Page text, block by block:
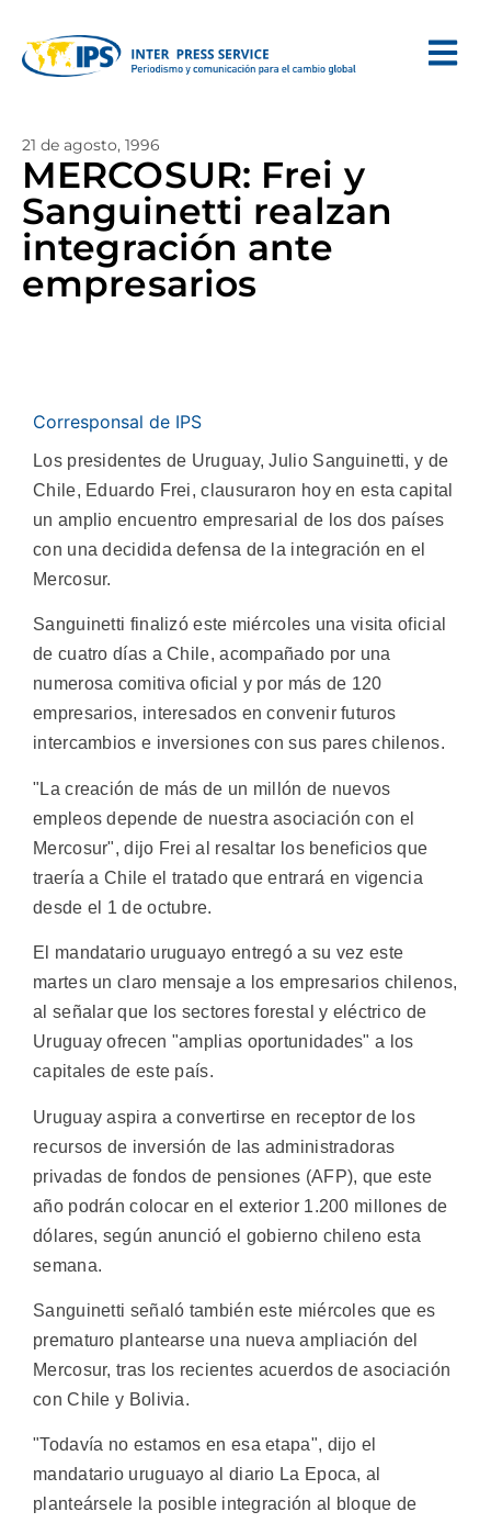
21 de agosto, 1996
MERCOSUR: Frei y
Sanguinetti realzan
integración ante
empresarios
Corresponsal de IPS
Los presidentes de Uruguay, Julio Sanguinetti, y de
Chile, Eduardo Frei, clausuraron hoy en esta capital
un amplio encuentro empresarial de los dos países
con una decidida defensa de la integración en el
Mercosur.
Sanguinetti finalizó este miércoles una visita oficial
de cuatro días a Chile, acompañado por una
numerosa comitiva oficial y por más de 120
empresarios, interesados en convenir futuros
intercambios e inversiones con sus pares chilenos.
"La creación de más de un millón de nuevos
empleos depende de nuestra asociación con el
Mercosur", dijo Frei al resaltar los beneficios que
traería a Chile el tratado que entrará en vigencia
desde el 1 de octubre.
El mandatario uruguayo entregó a su vez este
martes un claro mensaje a los empresarios chilenos,
al señalar que los sectores forestal y eléctrico de
Uruguay ofrecen "amplias oportunidades" a los
capitales de este país.
Uruguay aspira a convertirse en receptor de los
recursos de inversión de las administradoras
privadas de fondos de pensiones (AFP), que este
año podrán colocar en el exterior 1.200 millones de
dólares, según anunció el gobierno chileno esta
semana.
Sanguinetti señaló también este miércoles que es
prematuro plantearse una nueva ampliación del
Mercosur, tras los recientes acuerdos de asociación
con Chile y Bolivia.
"Todavía no estamos en esa etapa", dijo el
mandatario uruguayo al diario La Epoca, al
planteársele la posible integración al bloque de